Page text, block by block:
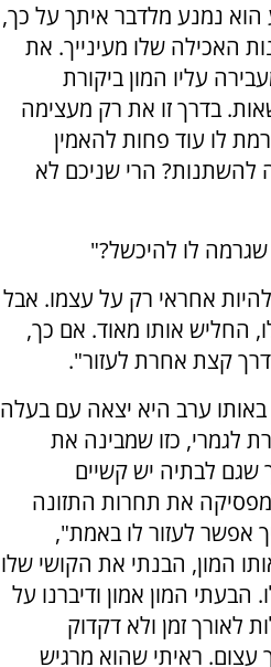
הוא נמנע מלדבר איתך על כך,
האכילה שלו מעינייך. את
עליו המון ביקורת
בדרך זו את רק מעצימה
לו עוד פחות להאמין
להשתנות? הרי שניכם לא
לו להיכשל?"
אחראי רק על עצמו. אבל
החליש אותו מאוד. אם כך,
קצת אחרת לעזור".
ערב היא יצאה עם בעלה
לגמרי, כזו שמבינה את
שגם לבתיה יש קשיים
את תחרות התזונה
אפשר לעזור לו באמת",
המון, הבנתי את הקושי שלו
הבעתי המון אמון ודיברנו על
לאורך זמן ולא דקדוק
עצום. ראיתי שהוא מרגיש